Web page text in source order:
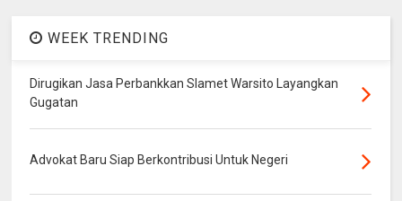
WEEK TRENDING
Dirugikan Jasa Perbankkan Slamet Warsito Layangkan
Gugatan
Advokat Baru Siap Berkontribusi Untuk Negeri